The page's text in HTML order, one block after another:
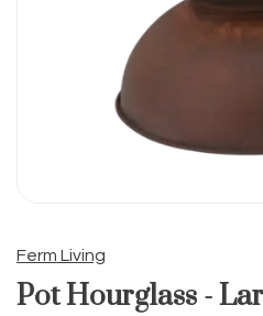
Ferm Living
Pot Hourglass -